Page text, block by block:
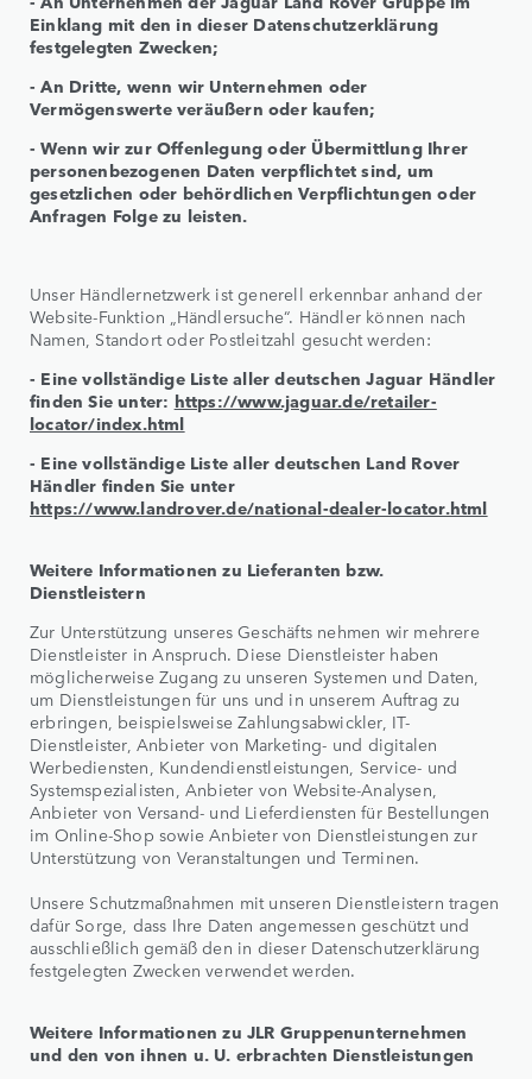
Einklang mit den in dieser Datenschutzerklärung
festgelegten Zwecken;
- An Dritte, wenn wir Unternehmen oder
Vermögenswerte veräußern oder kaufen;
- Wenn wir zur Offenlegung oder Übermittlung Ihrer
personenbezogenen Daten verpflichtet sind, um
gesetzlichen oder behördlichen Verpflichtungen oder
Anfragen Folge zu leisten.
Unser Händlernetzwerk ist generell erkennbar anhand der
Website-Funktion „Händlersuche“. Händler können nach
Namen, Standort oder Postleitzahl gesucht werden:
- Eine vollständige Liste aller deutschen Jaguar Händler
finden Sie unter: https://www.jaguar.de/retailer-
locator/index.html
- Eine vollständige Liste aller deutschen Land Rover
Händler finden Sie unter
https://www.landrover.de/national-dealer-locator.html
Weitere Informationen zu Lieferanten bzw.
Dienstleistern
Zur Unterstützung unseres Geschäfts nehmen wir mehrere
Dienstleister in Anspruch. Diese Dienstleister haben
möglicherweise Zugang zu unseren Systemen und Daten,
um Dienstleistungen für uns und in unserem Auftrag zu
erbringen, beispielsweise Zahlungsabwickler, IT-
Dienstleister, Anbieter von Marketing- und digitalen
Werbediensten, Kundendienstleistungen, Service- und
Systemspezialisten, Anbieter von Website-Analysen,
Anbieter von Versand- und Lieferdiensten für Bestellungen
im Online-Shop sowie Anbieter von Dienstleistungen zur
Unterstützung von Veranstaltungen und Terminen.
Unsere Schutzmaßnahmen mit unseren Dienstleistern tragen
dafür Sorge, dass Ihre Daten angemessen geschützt und
ausschließlich gemäß den in dieser Datenschutzerklärung
festgelegten Zwecken verwendet werden.
Weitere Informationen zu JLR Gruppenunternehmen
und den von ihnen u. U. erbrachten Dienstleistungen